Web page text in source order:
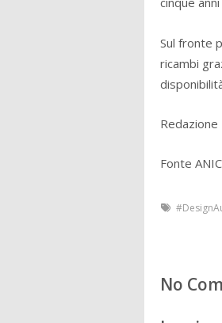
Sul fronte
ricambi
Fonte
No